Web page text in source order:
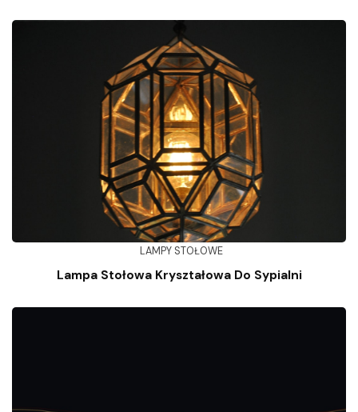
LAMPY STOŁOWE
Lampa Stołowa Kryształowa Do Sypialni